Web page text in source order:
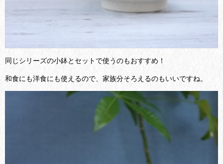
同じシリーズの小鉢とセットで使うのもおすすめ！
和食にも洋食にも使えるので、家族分そろえるのもいいですね。